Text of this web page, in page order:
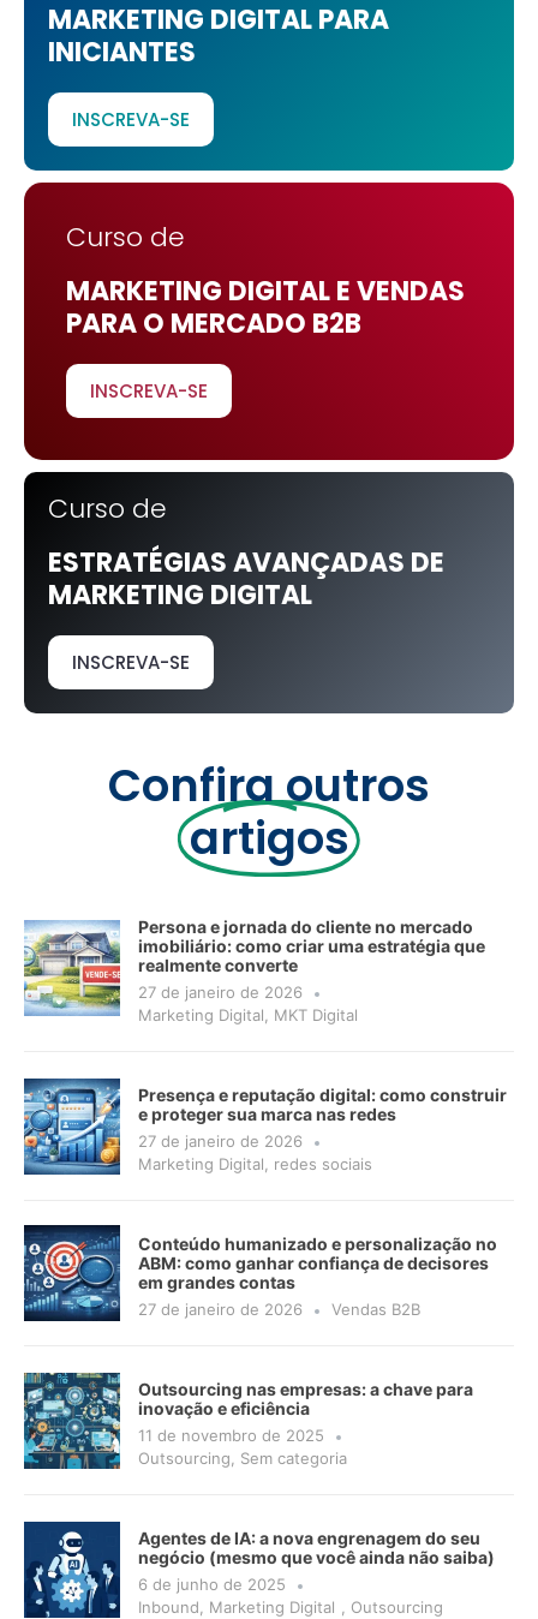
MARKETING DIGITAL PARA
INICIANTES
INSCREVA-SE
Curso de
MARKETING DIGITAL E VENDAS
PARA O MERCADO B2B
INSCREVA-SE
Curso de
ESTRATÉGIAS AVANÇADAS DE
MARKETING DIGITAL
INSCREVA-SE
Confira outros
artigos
Persona e jornada do cliente no mercado
imobiliário: como criar uma estratégia que
realmente converte
27 de janeiro de 2026
Marketing Digital
MKT Digital
Presença e reputação digital: como construir
e proteger sua marca nas redes
27 de janeiro de 2026
Marketing Digital
redes sociais
Conteúdo humanizado e personalização no
ABM: como ganhar confiança de decisores
em grandes contas
27 de janeiro de 2026 Vendas B2B
Outsourcing nas empresas: a chave para
inovação e eficiência
11 de novembro de 2025
Outsourcing
Sem categoria
Agentes de IA: a nova engrenagem do seu
negócio (mesmo que você ainda não saiba)
6 de junho de 2025
Inbound
Marketing Digital Outsourcing